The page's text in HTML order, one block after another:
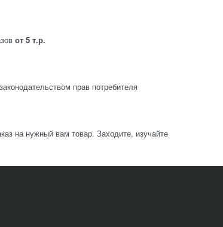
от 5 т.р.
прав потребителя
на нужный вам товар. Заходите, изучайте